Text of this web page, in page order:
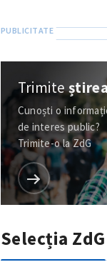
Trimite
Cunoști o
de interes public?
Trimite-o la ZdG
Selecția ZdG